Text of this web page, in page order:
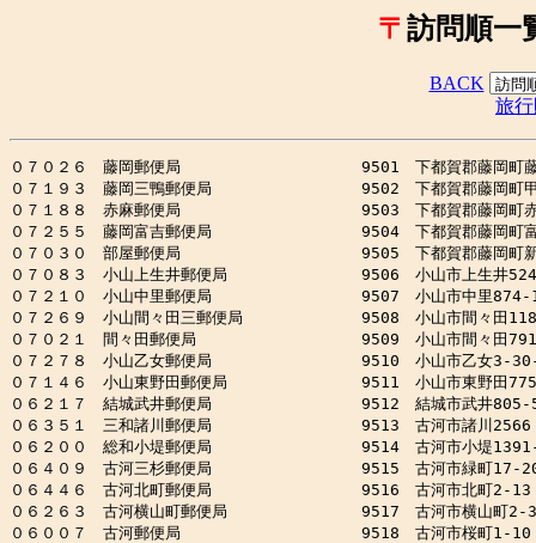
〒 訪問順一
BACK
旅
０７０２６　藤岡郵便局　　　　　　　　　　　 9501　下都賀郡藤岡町
０７１９３　藤岡三鴨郵便局　　　　　　　　　 9502　下都賀郡藤岡町
０７１８８　赤麻郵便局　　　　　　　　　　　 9503　下都賀郡藤岡町
０７２５５　藤岡富吉郵便局　　　　　　　　　 9504　下都賀郡藤岡町
０７０３０　部屋郵便局　　　　　　　　　　　 9505　下都賀郡藤岡町
０７０８３　小山上生井郵便局　　　　　　　　 9506　小山市上生井
０７２１０　小山中里郵便局　　　　　　　　　 9507　小山市中里874-
０７２６９　小山間々田三郵便局　　　　　　　 9508　小山市間々田
０７０２１　間々田郵便局　　　　　　　　　　 9509　小山市間々田791
０７２７８　小山乙女郵便局　　　　　　　　　 9510　小山市乙女3-
０７１４６　小山東野田郵便局　　　　　　　　 9511　小山市東野田
０６２１７　結城武井郵便局　　　　　　　　　 9512　結城市武井805-
０６３５１　三和諸川郵便局　　　　　　　　　 9513　古河市諸川2566
０６２００　総和小堤郵便局　　　　　　　　　 9514　古河市小堤
０６４０９　古河三杉郵便局　　　　　　　　　 9515　古河市緑町17-
０６４４６　古河北町郵便局　　　　　　　　　 9516　古河市北町2-13
０６２６３　古河横山町郵便局　　　　　　　　 9517　古河市横山町
０６００７　古河郵便局　　　　　　　　　　　 9518　古河市桜町1-10